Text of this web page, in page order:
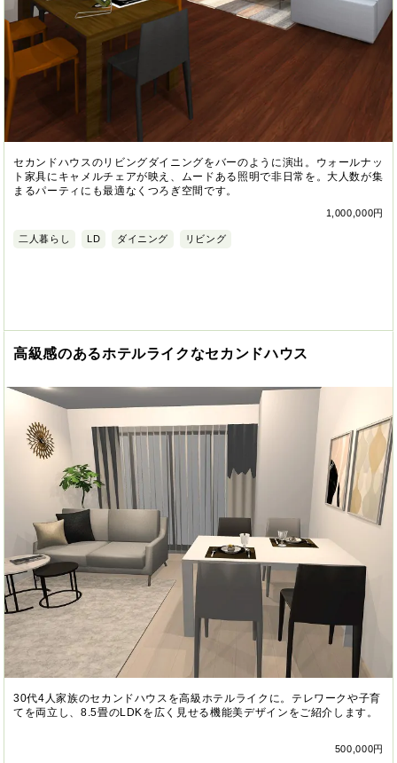
セカンドハウスのリビングダイニングをバーのように演出。ウォールナッ
ト家具にキャメルチェアが映え、ムードある照明で非日常を。大人数が集
まるパーティにも最適なくつろぎ空間です。
1,000,000円
二人暮らし LD ダイニング リビング
高級感のあるホテルライクなセカンドハウス
30代4人家族のセカンドハウスを高級ホテルライクに。テレワークや子育
てを両立し、8.5畳のLDKを広く見せる機能美デザインをご紹介します。
500,000円